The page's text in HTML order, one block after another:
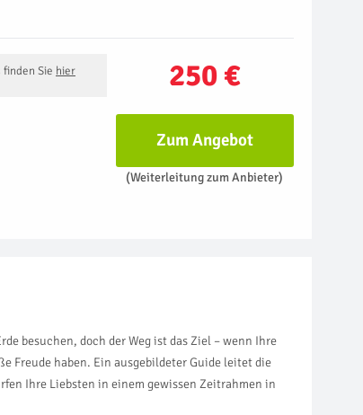
250 €
Sie hier
Zum Angebot
(Weiterleitung zum Anbieter)
besuchen, doch der Weg ist das Ziel – wenn Ihre
Freude haben. Ein ausgebildeter Guide leitet die
Ihre Liebsten in einem gewissen Zeitrahmen in